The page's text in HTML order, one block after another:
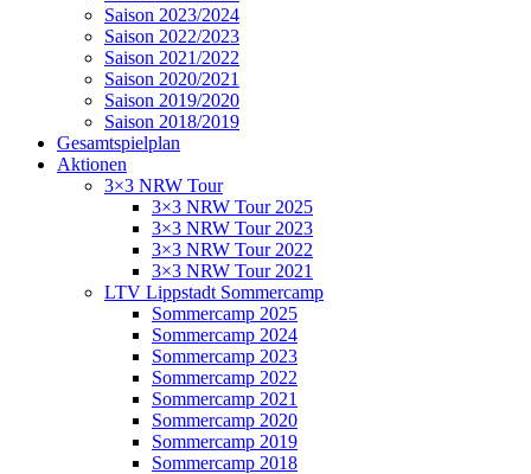
Saison 2023/2024
Saison 2022/2023
Saison 2021/2022
Saison 2020/2021
Saison 2019/2020
Saison 2018/2019
Gesamtspielplan
Aktionen
3×3 NRW Tour
3×3 NRW Tour 2025
3×3 NRW Tour 2023
3×3 NRW Tour 2022
3×3 NRW Tour 2021
LTV Lippstadt Sommercamp
Sommercamp 2025
Sommercamp 2024
Sommercamp 2023
Sommercamp 2022
Sommercamp 2021
Sommercamp 2020
Sommercamp 2019
Sommercamp 2018